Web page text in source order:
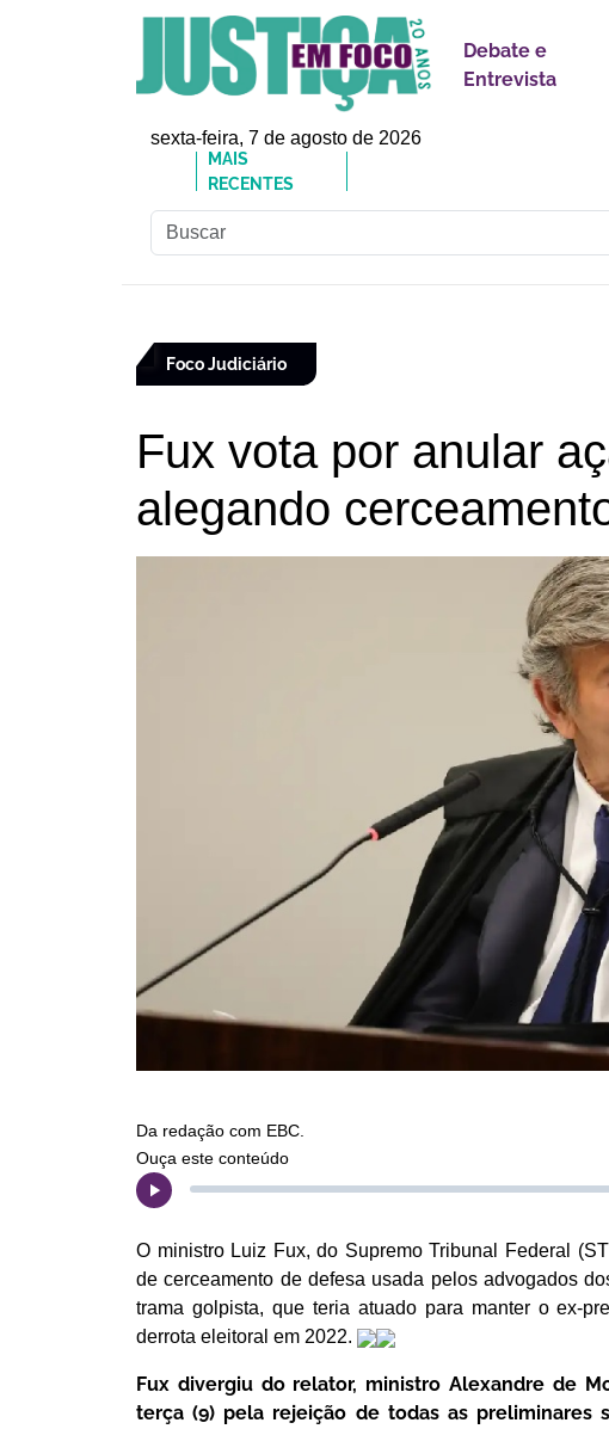
Debate e
Entrevista
sexta-feira, 7 de agosto de 2026
MAIS
RECENTES
Foco Judiciário
Fux vota por anular
alegando
Da redação com EBC.
Ouça este conteúdo
O ministro Luiz Fux, do Supremo Tribunal Federal
de cerceamento de defesa usada pelos advogados
trama golpista, que teria atuado para manter o ex-
derrota eleitoral em 2022.
Fux divergiu do relator, ministro Alexandre de
terça (9) pela rejeição de todas as preliminares